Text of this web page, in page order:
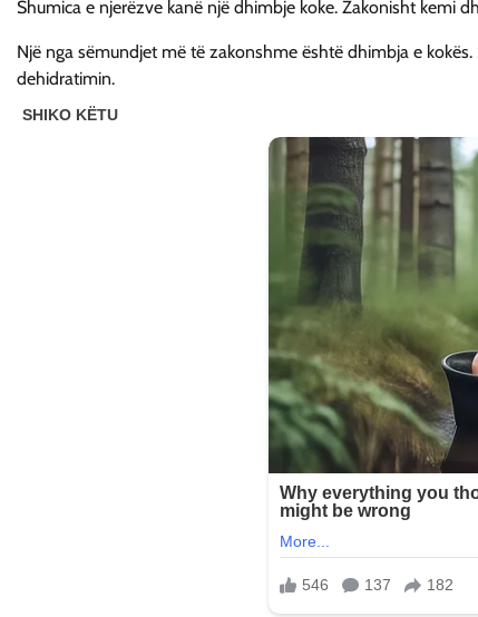
Shumica e njerëzve kanë një dhimbje koke. Zakonisht kemi
Një nga sëmundjet më të zakonshme është dhimbja e
dehidratimin.